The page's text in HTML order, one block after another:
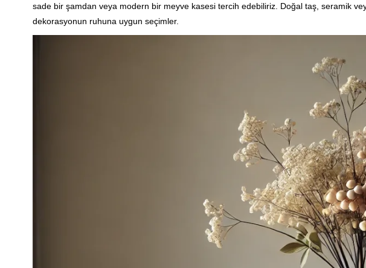
sade bir şamdan veya modern bir meyve kasesi tercih edebiliriz. Doğal taş, seramik
dekorasyonun ruhuna uygun seçimler.